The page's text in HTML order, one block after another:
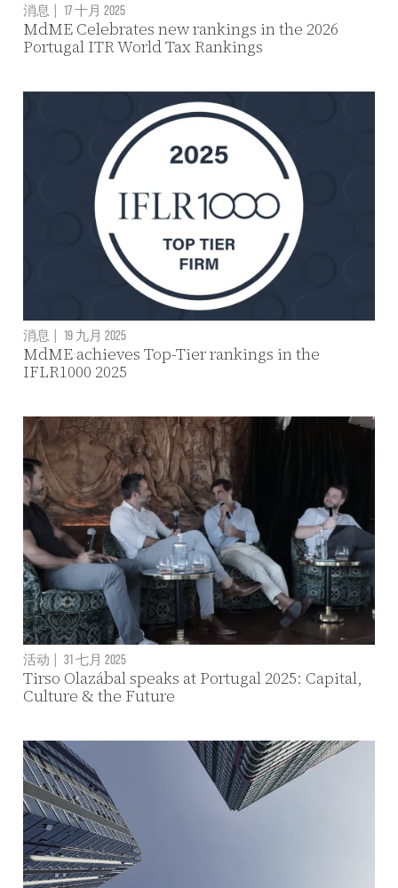
消息 | 17 十月 2025
MdME Celebrates new rankings in the 2026
Portugal ITR World Tax Rankings
消息 | 19 九月 2025
MdME achieves Top-Tier rankings in the
IFLR1000 2025
活动 31 七月 2025
Tirso Olazábal speaks at Portugal 2025: Capital,
Culture & the Future